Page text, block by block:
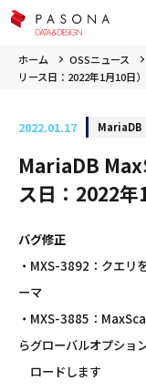
ホーム OSSニュース
リース日：2022年1月10日）
2022.01.17 MariaDB
MariaDB
ス日：2022年
バグ修正
・MXS-3892：クエリ
ーマ
・MXS-3885：
らグローバルオプショ
ロードします